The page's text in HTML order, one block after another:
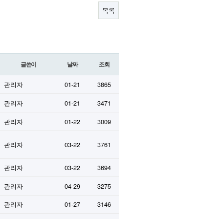
목록
글쓴이 날짜 조회
관리자 01-21
3865
관리자
01-21
3471
관리자
01-22 3009
관리자 03-22 3761
관리자 03-22
3694
관리자
04-29
3275
관리자
01-27
3146